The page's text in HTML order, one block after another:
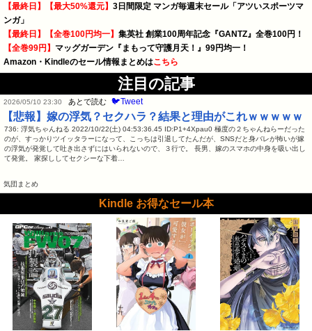
【最終日】【最大50%還元】 3日間限定 マンガ毎週末セール「アツいスポーツマ
ンガ」
【最終日】【全巻100円均一】 集英社 創業100周年記念『GANTZ』全巻100円！
【全巻99円】 マッグガーデン『まもって守護月天！』99円均一！
Amazon・Kindleのセール情報まとめはこちら
注目の記事
2026/05/10 23:30 あとで読む 🐦Tweet
【悲報】嫁の浮気？セクハラ？結果と理由がこれｗｗｗｗｗ
736: 浮気ちゃんねる 2022/10/22(土) 04:53:36.45 ID:P1+4Xpau0 極度の２ちゃんねらーだった
のが、すっかりツイッタラーになって、こっちは引退してたんだが、SNSだと身バレが怖いが嫁
の浮気が発覚して吐き出さずにはいられないので、３行で。 長男、嫁のスマホの中身を吸い出し
て発覚。 家探ししてセクシーな下着…
気団まとめ
Kindle お得なセール本